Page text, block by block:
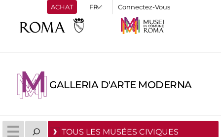
ACHAT Connectez-Vous
GALLERIA D'ARTE MODERNA
TOUS LES MUSÉES CIVIQUES